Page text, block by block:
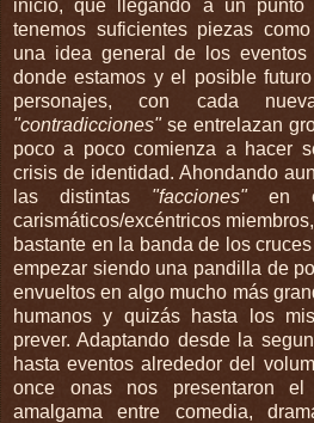
inicio, que llegando a un punto
tenemos suficientes piezas
una idea general de los
donde estamos y el posible
personajes, con cada
"contradicciones"se entrelazan
poco a poco comienza a hacer
crisis de identidad. Ahondando
las distintas "facciones"en
carismáticos/excéntricos
bastante en la banda de los
empezar siendo una pandilla de
envueltos en algo mucho más
humanos y quizás hasta los
prever. Adaptando desde la
hasta eventos alrededor del
once onas nos presentaron
amalgama entre comedia,